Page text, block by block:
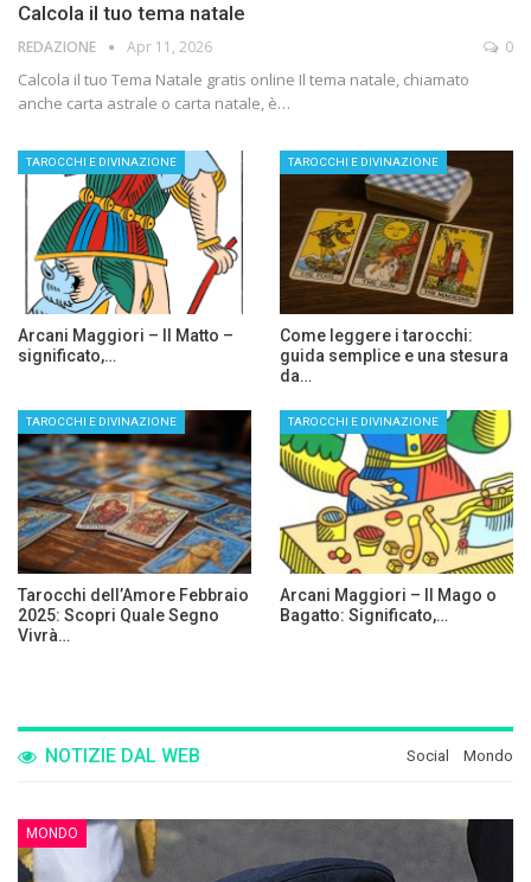
Calcola il tuo tema natale
REDAZIONE Apr 11, 2026 0
Calcola il tuo Tema Natale gratis online Il tema natale, chiamato
anche carta astrale o carta natale, è…
TAROCCHI E DIVINAZIONE
Arcani Maggiori – Il Matto –
significato,…
TAROCCHI E DIVINAZIONE
Come leggere i tarocchi:
guida semplice e una stesura
da…
TAROCCHI E DIVINAZIONE
Tarocchi dell’Amore Febbraio
2025: Scopri Quale Segno
Vivrà…
TAROCCHI E DIVINAZIONE
Arcani Maggiori – Il Mago o
Bagatto: Significato,…
NOTIZIE DAL WEB Mondo
Social
MONDO